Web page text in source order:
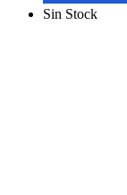
Sin Stock